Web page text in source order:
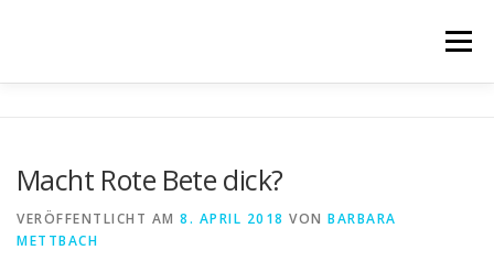
Menü
ÜBER MICH
Macht Rote Bete dick?
VERÖFFENTLICHT AM 8. APRIL 2018 VON BARBARA
METTBACH